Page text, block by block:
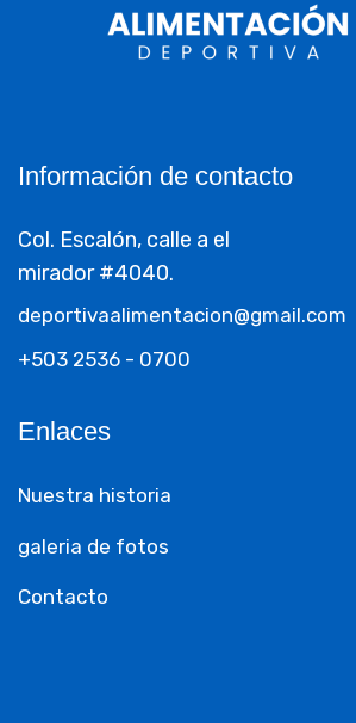
Información de contacto
Col. Escalón, calle a el
mirador #4040.
deportivaalimentacion@gmail.com
+503 2536 - 0700
Enlaces
Nuestra historia
galeria de fotos
Contacto